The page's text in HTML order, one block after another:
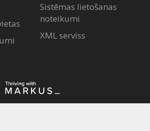
Sistēmas lietošanas
noteikumi
XML serviss